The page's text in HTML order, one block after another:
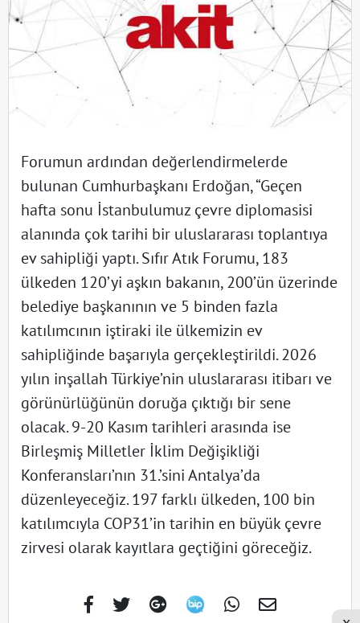
Forumun ardından değerlendirmelerde
bulunan Cumhurbaşkanı Erdoğan, “Geçen
hafta sonu İstanbulumuz çevre diplomasisi
alanında çok tarihi bir uluslararası toplantıya
ev sahipliği yaptı. Sıfır Atık Forumu, 183
ülkeden 120’yi aşkın bakanın, 200’ün üzerinde
belediye başkanının ve 5 binden fazla
katılımcının iştiraki ile ülkemizin ev
sahipliğinde başarıyla gerçekleştirildi. 2026
yılın inşallah Türkiye’nin uluslararası itibarı ve
görünürlüğünün doruğa çıktığı bir sene
olacak. 9-20 Kasım tarihleri arasında ise
Birleşmiş Milletler İklim Değişikliği
Konferansları’nın 31.’sini Antalya’da
düzenleyeceğiz. 197 farklı ülkeden, 100 bin
katılımcıyla COP31’in tarihin en büyük çevre
zirvesi olarak kayıtlara geçtiğini göreceğiz.